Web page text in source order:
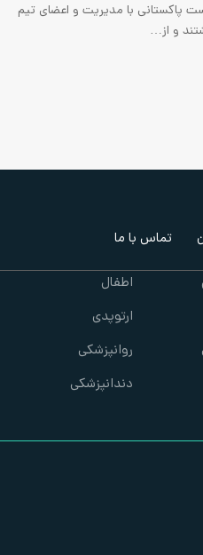
هیئت ژورنالیست پاکستانی با مدیریت و اعضای تیم
تماس با ما
اطفال
ارتوپدی
روانپزشکی
دندانپزشکی